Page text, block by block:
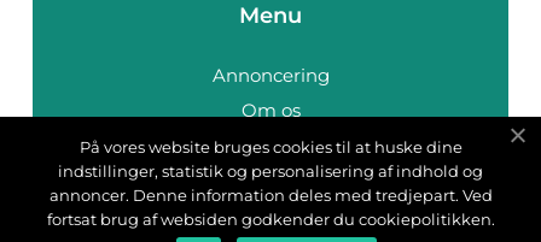
Menu
Annoncering
Om os
Cookies
Kontakt os
Sitemap
På vores website bruges cookies til at huske dine
indstillinger, statistik og personalisering af indhold og
annoncer. Denne information deles med tredjepart. Ved
fortsat brug af websiden godkender du cookiepolitikken.